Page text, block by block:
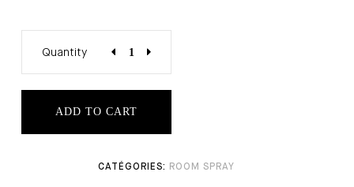
Quantity
ADD TO CART
ROOM SPRAY